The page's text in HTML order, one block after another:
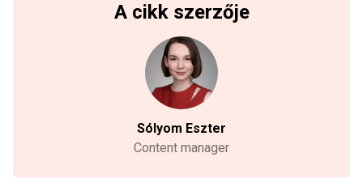
A cikk szerzője
Sólyom Eszter
Content manager